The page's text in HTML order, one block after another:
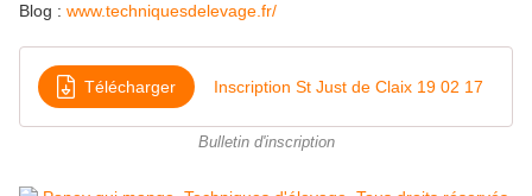
Blog : www.techniquesdelevage.fr/
Télécharger Inscription St Just de Claix 19 02 17
Bulletin d'inscription